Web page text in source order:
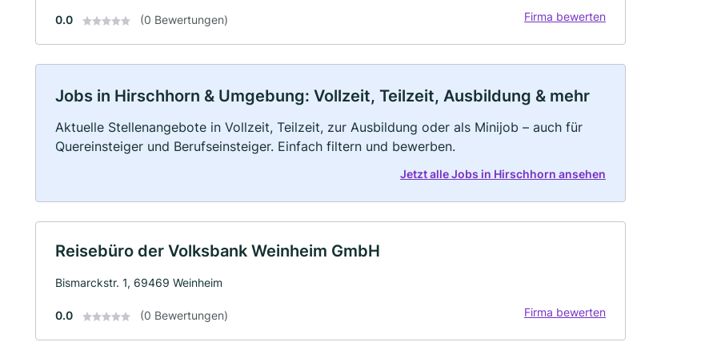
0.0 (0 Bewertungen) Firma bewerten
Jobs in Hirschhorn & Umgebung: Vollzeit, Teilzeit, Ausbildung & mehr
Aktuelle Stellenangebote in Vollzeit, Teilzeit, zur Ausbildung oder als Minijob – auch für
Quereinsteiger und Berufseinsteiger. Einfach filtern und bewerben.
Jetzt alle Jobs in Hirschhorn ansehen
Reisebüro der Volksbank Weinheim GmbH
Bismarckstr. 1, 69469 Weinheim
0.0 (0 Bewertungen) Firma bewerten